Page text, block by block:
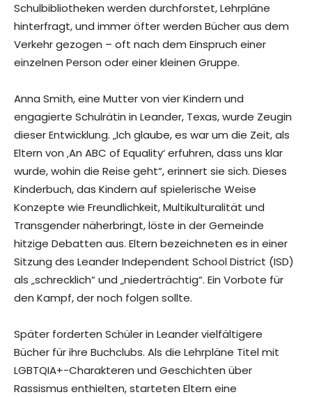
Schulbibliotheken werden durchforstet, Lehrpläne
hinterfragt, und immer öfter werden Bücher aus dem
Verkehr gezogen – oft nach dem Einspruch einer
einzelnen Person oder einer kleinen Gruppe.
Anna Smith, eine Mutter von vier Kindern und
engagierte Schulrätin in Leander, Texas, wurde Zeugin
dieser Entwicklung. „Ich glaube, es war um die Zeit, als
Eltern von ‚An ABC of Equality‘ erfuhren, dass uns klar
wurde, wohin die Reise geht“, erinnert sie sich. Dieses
Kinderbuch, das Kindern auf spielerische Weise
Konzepte wie Freundlichkeit, Multikulturalität und
Transgender näherbringt, löste in der Gemeinde
hitzige Debatten aus. Eltern bezeichneten es in einer
Sitzung des Leander Independent School District (ISD)
als „schrecklich“ und „niederträchtig“. Ein Vorbote für
den Kampf, der noch folgen sollte.
Später forderten Schüler in Leander vielfältigere
Bücher für ihre Buchclubs. Als die Lehrpläne Titel mit
LGBTQIA+-Charakteren und Geschichten über
Rassismus enthielten, starteten Eltern eine